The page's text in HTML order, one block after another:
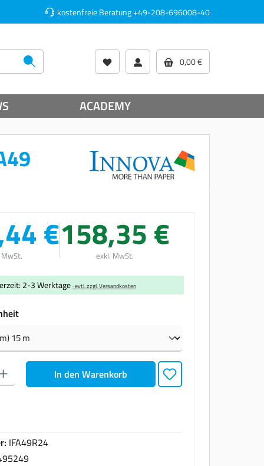
kostenfreie Beratung+49-208-696008-40
0,00 €
ACADEMY
€158,35 €
exkl. MwSt.
2-3 Werktage· evtl. zzgl. Versandkosten
auswählen
gewünschten Wert ein oder benutze die Schaltflächen um die Anzahl zu erhöhen oder
In den Warenkorb
IFA49R24